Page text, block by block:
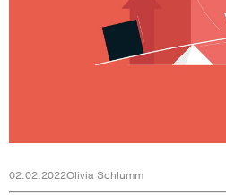
02.02.2022Olivia Schlumm